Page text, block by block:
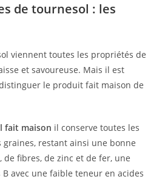
de tournesol : les
viennent toutes les propriétés de
et savoureuse. Mais il est
le produit fait maison de
fait maison il conserve toutes les
restant ainsi une bonne
de fibres, de zinc et de fer, une
avec une faible teneur en acides